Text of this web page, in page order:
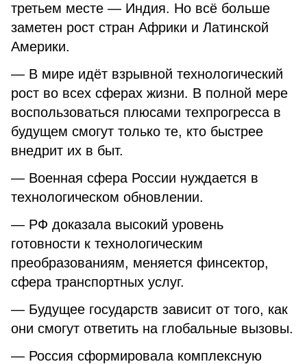
третьем месте — Индия. Но всё больше
заметен рост стран Африки и Латинской
Америки.
— В мире идёт взрывной технологический
рост во всех сферах жизни. В полной мере
воспользоваться плюсами техпрогресса в
будущем смогут только те, кто быстрее
внедрит их в быт.
— Военная сфера России нуждается в
технологическом обновлении.
— РФ доказала высокий уровень
готовности к технологическим
преобразованиям, меняется финсектор,
сфера транспортных услуг.
— Будущее государств зависит от того, как
они смогут ответить на глобальные вызовы.
— Россия сформировала комплексную